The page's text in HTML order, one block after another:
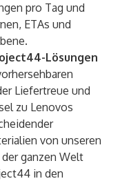
pro Tag und
ETAs und
Lösungen
Liefertreue und
zu Lenovos
von unseren
ganzen Welt
in den